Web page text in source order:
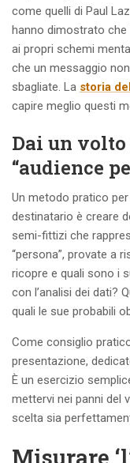
come quelli di Paul
hanno dimostrato che
ai propri schemi
che un messaggio
sbagliate. La storia
capire meglio questi
Dai un
“audience
Un metodo pratico
destinatario è creare
semi-fittizi che
“persona”, provate a
ricopre e quali sono i
con l’analisi dei dati?
quali le sue probabili
Come consiglio
presentazione,
È un esercizio
mettervi nei panni del
scelta sia
Misurare